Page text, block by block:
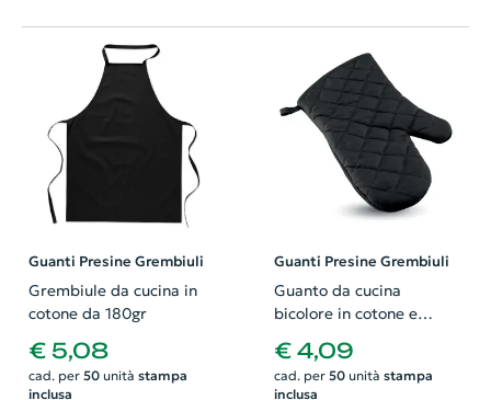
Guanti Presine Grembiuli
Grembiule da cucina in
cotone da 180gr
€ 5,08
cad. per 50unità stampa
inclusa
Guanti Presine Grembiuli
Guanto da cucina
bicolore in cotone e
€ 4,09
cad. per 50unità stampa
inclusa